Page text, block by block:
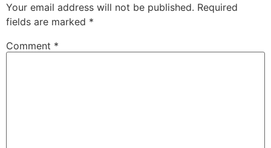
Your email address will not be published. Required
fields are marked *
Comment *